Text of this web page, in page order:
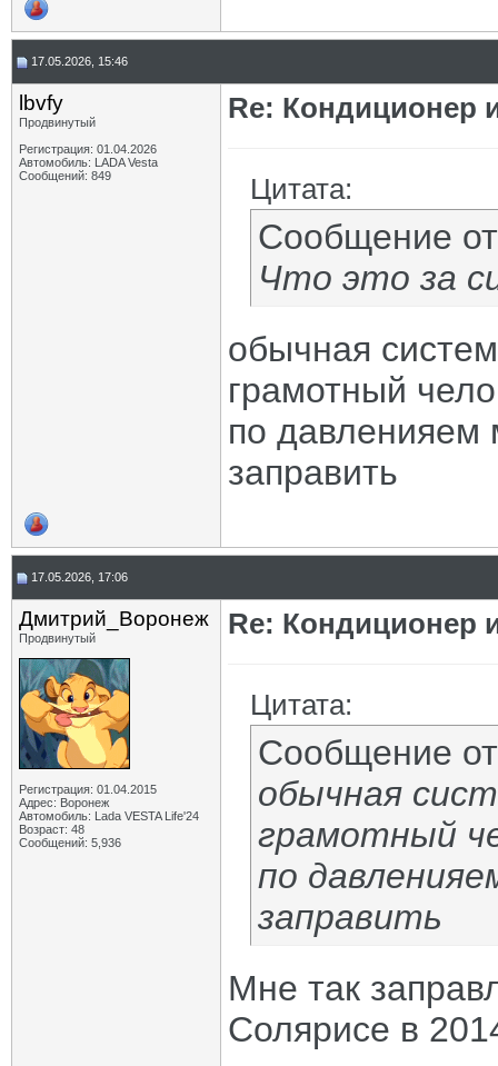
17.05.2026, 15:46
lbvfy
Продвинутый
Регистрация: 01.04.2026
Автомобиль: LADA Vesta
Сообщений: 849
Re: Кондиционер
Цитата:
Сообщение
Что это за
обычная
грамотный
по давленияем
заправить
17.05.2026, 17:06
Дмитрий_Воронеж
Продвинутый
Регистрация: 01.04.2015
Адрес: Воронеж
Автомобиль: Lada VESTA Life'24
Возраст: 48
Сообщений: 5,936
Re: Кондиционер
Цитата:
Сообщение
обычная
грамотный
по
заправить
Мне так
Солярисе в